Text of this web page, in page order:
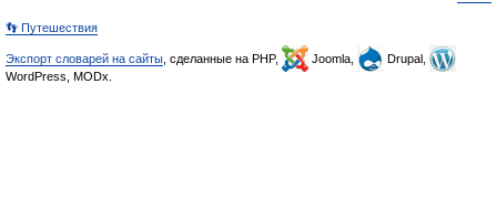
👣 Путешествия
Экспорт словарей на сайты , сделанные на PHP, Joomla,
Drupal,
WordPress, MODx.